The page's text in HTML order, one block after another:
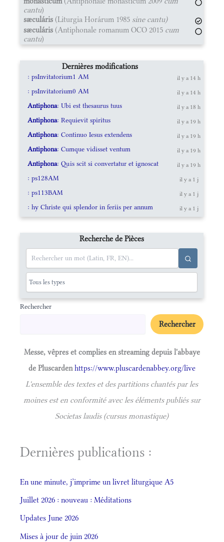
cantu)
sæculáris (Liturgia Horárum 1985 sine cantu)
sæculáris (Antiphonale romanum OCO 2015 cum
cantu)
Dernières modifications
: psInvitatorium1 AM il y a 14 h
: psInvitatorium0 AM il y a 14 h
Antiphona: Ubi est thesaurus tuus il y a 18 h
Antiphona: Requievit spiritus il y a 19 h
Antiphona: Continuo Iesus extendens il y a 19 h
Antiphona: Cumque vidisset ventum il y a 19 h
Antiphona: Quis scit si convertatur et ignoscat il y a 19 h
: ps128AM il y a 1 j
: ps113BAM il y a 1 j
: hy Christe qui splendor in feriis per annum il y a 1 j
Recherche de Pièces
Rechercher
Rechercher
Messe, vêpres et complies en streaming depuis l'abbaye
de Pluscardenhttps://www.pluscardenabbey.org/live
L'ensemble des textes et des partitions chantés par les
moines est en conformité avec les éléments publiés sur
Societas laudis (cursus monastique)
Dernières publications :
En une minute, j’imprime un livret liturgique A5
Juillet 2026 : nouveau : Méditations
Updates June 2026
Mises à jour de juin 2026